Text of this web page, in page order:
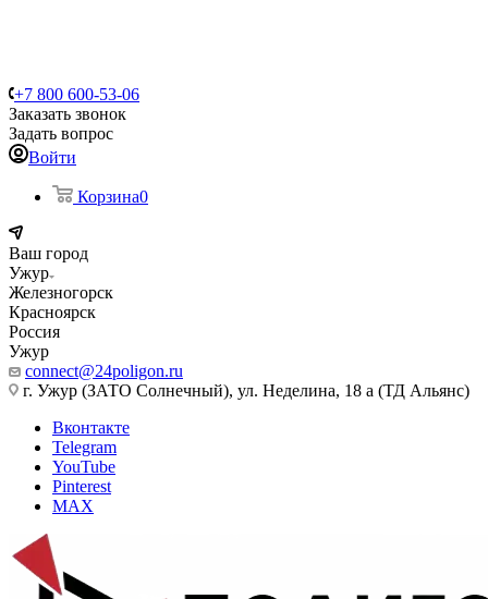
+7 800 600-53-06
Заказать звонок
Задать вопрос
Войти
Корзина0
Ваш город
Ужур
Железногорск
Красноярск
Россия
Ужур
connect@24poligon.ru
г. Ужур (ЗАТО Солнечный), ул. Неделина, 18 а (ТД Альянс)
Вконтакте
Telegram
YouTube
Pinterest
MAX